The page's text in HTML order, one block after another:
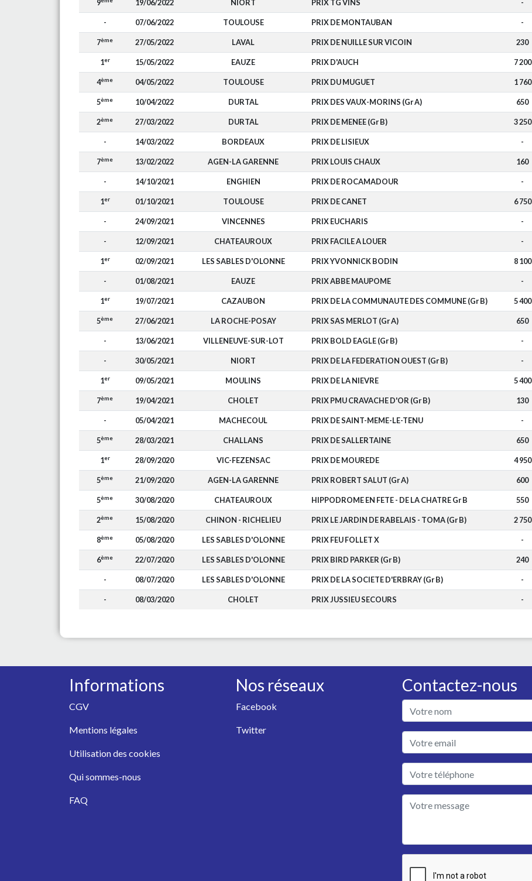
9 19/06/2022 NIORT PRIX TG VINS -
- 07/06/2022 TOULOUSE PRIX DE MONTAUBAN -
7ème 27/05/2022 LAVAL PRIX DE NUILLE SUR VICOIN 230
1er 15/05/2022 EAUZE PRIX D'AUCH 7 200
4ème 04/05/2022 TOULOUSE PRIX DU MUGUET 1 760
5ème 10/04/2022 DURTAL PRIX DES VAUX-MORINS (Gr A) 650
2ème 27/03/2022 DURTAL PRIX DE MENEE (Gr B) 3 250
- 14/03/2022 BORDEAUX PRIX DE LISIEUX -
7ème 13/02/2022 AGEN-LA GARENNE PRIX LOUIS CHAUX 160
- 14/10/2021 ENGHIEN PRIX DE ROCAMADOUR -
1er 01/10/2021 TOULOUSE PRIX DE CANET 6 750
- 24/09/2021 VINCENNES PRIX EUCHARIS -
- 12/09/2021 CHATEAUROUX PRIX FACILE A LOUER -
1er 02/09/2021 LES SABLES D'OLONNE PRIX YVONNICK BODIN 8 100
- 01/08/2021 EAUZE PRIX ABBE MAUPOME -
1er 19/07/2021 CAZAUBON PRIX DE LA COMMUNAUTE DES COMMUNE (Gr B) 5 400
5ème 27/06/2021 LA ROCHE-POSAY PRIX SAS MERLOT (Gr A) 650
- 13/06/2021 VILLENEUVE-SUR-LOT PRIX BOLD EAGLE (Gr B) -
- 30/05/2021 NIORT PRIX DE LA FEDERATION OUEST (Gr B) -
1er 09/05/2021 MOULINS PRIX DE LA NIEVRE 5 400
7ème 19/04/2021 CHOLET PRIX PMU CRAVACHE D'OR (Gr B) 130
- 05/04/2021 MACHECOUL PRIX DE SAINT-MEME-LE-TENU -
5ème 28/03/2021 CHALLANS PRIX DE SALLERTAINE 650
1er 28/09/2020 VIC-FEZENSAC PRIX DE MOUREDE 4 950
5ème 21/09/2020 AGEN-LA GARENNE PRIX ROBERT SALUT (Gr A) 600
5ème 30/08/2020 CHATEAUROUX HIPPODROME EN FETE - DE LA CHATRE Gr B 550
2ème 15/08/2020 CHINON - RICHELIEU PRIX LE JARDIN DE RABELAIS - TOMA (Gr B) 2 750
8ème 05/08/2020 LES SABLES D'OLONNE PRIX FEU FOLLET X -
6ème 22/07/2020 LES SABLES D'OLONNE PRIX BIRD PARKER (Gr B) 240
- 08/07/2020 LES SABLES D'OLONNE PRIX DE LA SOCIETE D'ERBRAY (Gr B) -
- 08/03/2020 CHOLET PRIX JUSSIEU SECOURS -
Informations
CGV
Mentions légales
Utilisation des cookies
Qui sommes-nous
FAQ
Nos réseaux
Facebook
Twitter
Contactez-nous